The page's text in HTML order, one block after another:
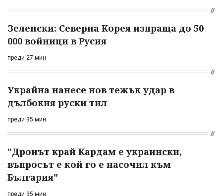
Зеленски: Северна Корея изпраща до 50
000 войници в Русия
преди 27 мин
Украйна нанесе нов тежък удар в
дълбокия руски тил
преди 35 мин
"Дронът край Кардам е украински,
въпросът е кой го е насочил към
България"
преди 35 мин